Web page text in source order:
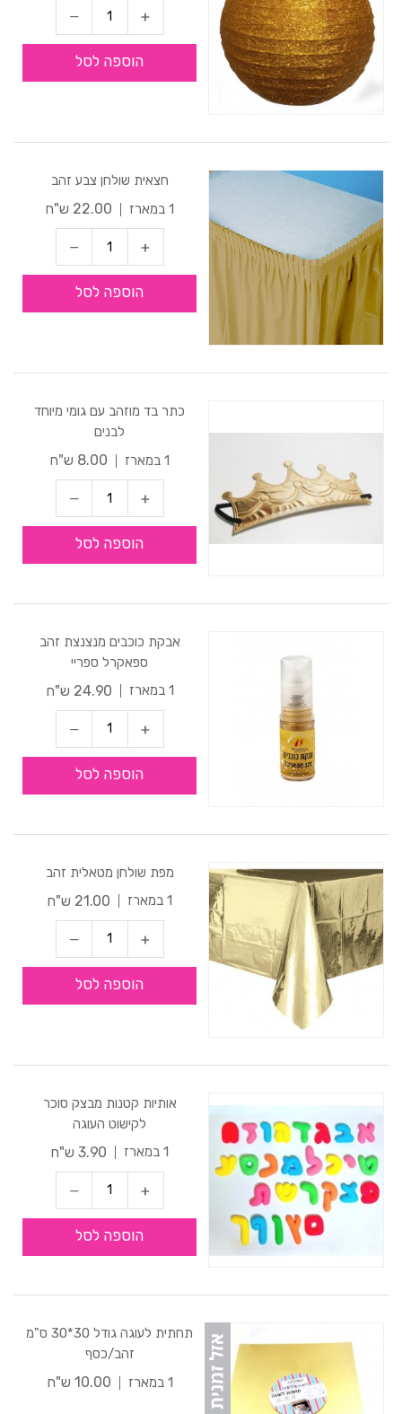
הוספה לסל
חצאית שולחן צבע זהב
1 במארז
22.00 ש"ח
הוספה לסל
כתר בד מוזהב עם גומי מיוחד
לבנים
1 במארז
8.00 ש"ח
הוספה לסל
אבקת כוכבים מנצנצת זהב
ספאקרל ספריי
1 במארז
24.90 ש"ח
הוספה לסל
מפת שולחן מטאלית זהב
1 במארז
21.00 ש"ח
הוספה לסל
אותיות קטנות מבצק סוכר
לקישוט העוגה
1 במארז
3.90 ש"ח
הוספה לסל
תחתית לעוגה גודל 30*30 ס"מ
זהב/כסף
1 במארז
10.00 ש"ח